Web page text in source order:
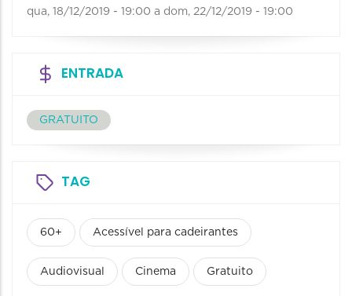
qua, 18/12/2019 - 19:00 a dom, 22/12/2019 - 19:00
ENTRADA
GRATUITO
TAG
60+ Acessível para cadeirantes
Audiovisual Cinema Gratuito